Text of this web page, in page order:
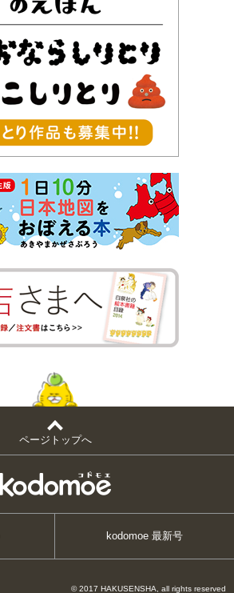
ページトップへ
kodomoe 最新号
© 2017 HAKUSENSHA, all rights reserved